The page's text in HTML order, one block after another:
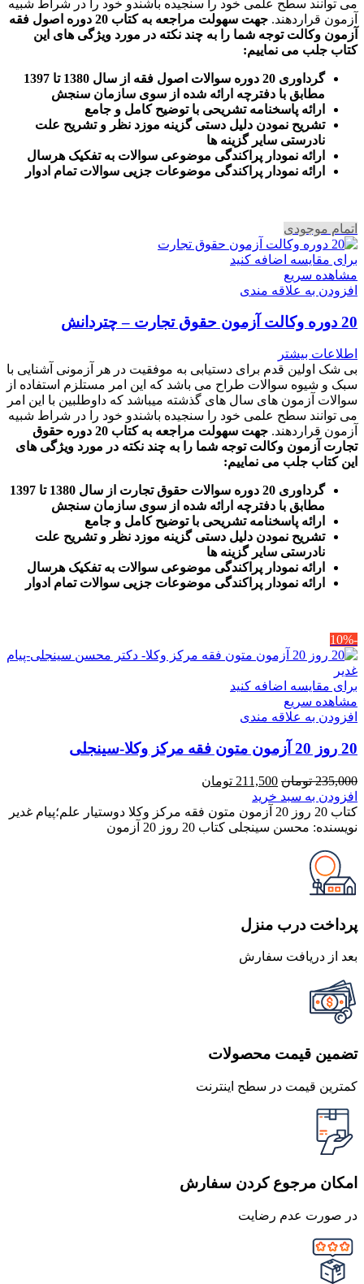
می توانند سطح علمی خود را سنجیده باشندو خود را در شراط شبیه
آزمون قراردهند.
جهت سهولت مراجعه به کتاب 20 دوره اصول فقه
آزمون وکالت توجه شما را به چند نکته در مورد ویژگی های این
کتاب جلب می نماییم:
گرداوری 20 دوره سوالات اصول فقه از سال 1380 تا 1397
مطابق با دفترچه ارائه شده از سوی سازمان سنجش
ارائه پاسخنامه تشریحی با توضیح کامل و جامع
تشریح نمودن دلیل دستی گزینه موزد نظر و تشریح علت
نادرستی سایر گزینه ها
ارائه نمودار پراکندگی موضوعی سوالات به تفکیک هرسال
رائه نمودار پراکندگی موضوعات جزیی سوالات تمام ادوار
اتمام موجودی
برای مقایسه اضافه کنید
مشاهده سریع
افزودن به علاقه مندی
20 دوره وکالت آزمون حقوق تجارت – چتردانش
اطلاعات بیشتر
بی شک اولین قدم برای دستیابی به موفقیت در هر آزمونی آشنایی با
سبک و شیوه سوالات طراح می باشد که این امر مستلزم استفاده از
سوالات آزمون های سال های گذشته میباشد که داوطلبین با این امر
می توانند سطح علمی خود را سنجیده باشندو خود را در شراط شبیه
آزمون قراردهند.
جهت سهولت مراجعه به کتاب 20 دوره حقوق
تجارت آزمون وکالت توجه شما را به چند نکته در مورد ویژگی های
این کتاب جلب می نماییم:
گرداوری 20 دوره سوالات حقوق تجارت از سال 1380 تا 1397
مطابق با دفترچه ارائه شده از سوی سازمان سنجش
ارائه پاسخنامه تشریحی با توضیح کامل و جامع
تشریح نمودن دلیل دستی گزینه موزد نظر و تشریح علت
نادرستی سایر گزینه ها
ارائه نمودار پراکندگی موضوعی سوالات به تفکیک هرسال
رائه نمودار پراکندگی موضوعات جزیی سوالات تمام ادوار
-10%
برای مقایسه اضافه کنید
مشاهده سریع
افزودن به علاقه مندی
20 روز 20 آزمون متون فقه مرکز وکلا-سینجلی
235,000 تومان قیمت
اصلی
235,000 تومان
بود.
211,500 تومان
211,500 تومان
است.
افزودن به سبد خرید
کتاب 20 روز 20 آزمون متون فقه مرکز وکلا دوستیار علم؛پیام غدیر
نویسنده: محسن سینجلی کتاب 20 روز 20 آزمون
پرداخت درب منزل
بعد از دریافت سفارش
تضمین قیمت محصولات
کمترین قیمت در سطح اینترنت
امکان مرجوع کردن سفارش
در صورت عدم رضایت